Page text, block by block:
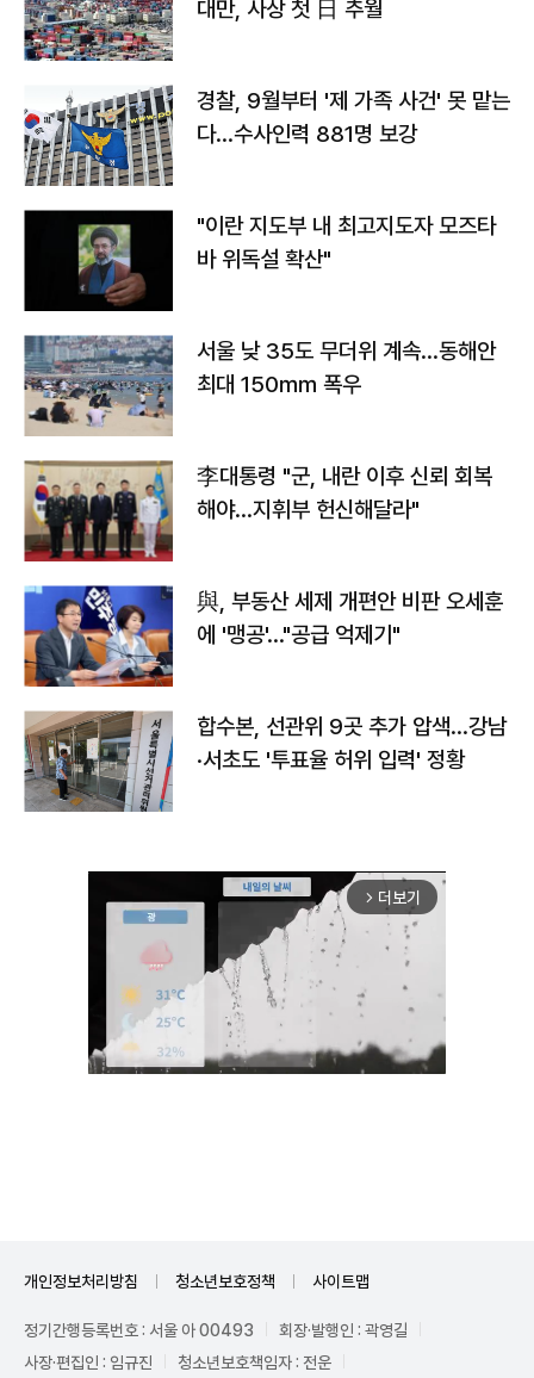
대만, 사상 첫 日 추월
경찰, 9월부터 '제 가족 사건' 못 맡는
다…수사인력 881명 보강
"이란 지도부 내 최고지도자 모즈타
바 위독설 확산"
서울 낮 35도 무더위 계속…동해안
최대 150㎜ 폭우
李대통령 "군, 내란 이후 신뢰 회복
해야…지휘부 헌신해달라"
與, 부동산 세제 개편안 비판 오세훈
에 '맹공'…"공급 억제기"
합수본, 선관위 9곳 추가 압색…강남
·서초도 '투표율 허위 입력' 정황
arrow_forward_ios 더보기
개인정보처리방침 청소년보호정책 사이트맵
정기간행등록번호 : 서울 아 00493
회장·발행인 : 곽영길
사장·편집인 : 임규진
청소년보호책임자 : 전운